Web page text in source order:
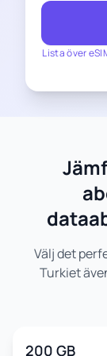
Lista över
Välj det
Turkiet
200 GB